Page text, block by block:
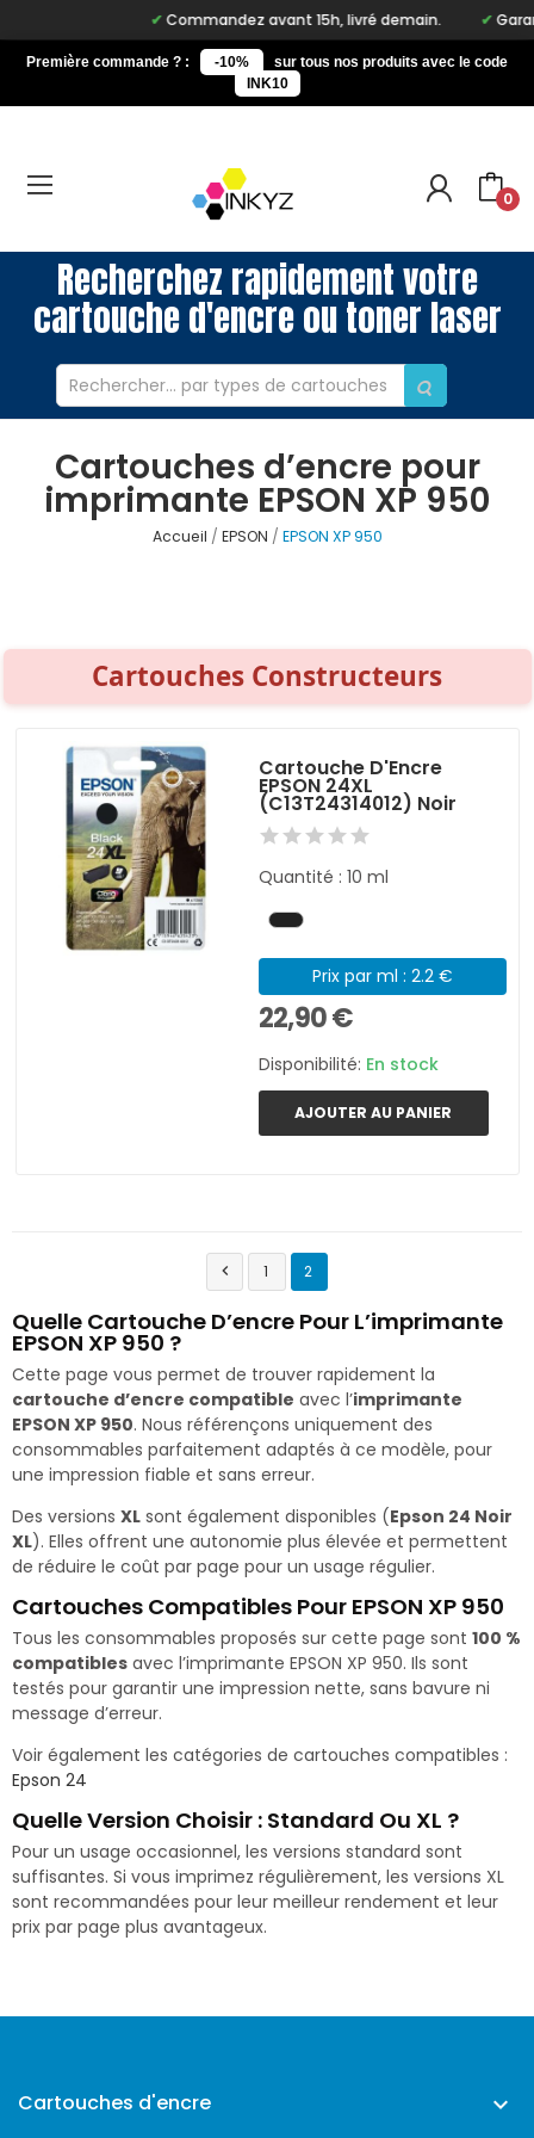
Commandez avant 15h, livré demain.
Première commande ? : -10%
sur tous nos produits avec le code
INK10
0
Recherchez rapidement votre
cartouche d'encre ou toner laser
Cartouches d’encre pour
imprimante EPSON XP 950
Accueil EPSON EPSON XP 950
Cartouches Constructeurs
Cartouche D'Encre
EPSON 24XL
(C13T24314012) Noir
Quantité : 10 ml
Prix par ml : 2.2 €
22,90 €
Disponibilité: En stock
AJOUTER AU PANIER
 1 2
Quelle Cartouche D’encre Pour L’imprimante
EPSON XP 950 ?
Cette page vous permet de trouver rapidement la
cartouche d’encre compatible avec l’imprimante
EPSON XP 950. Nous référençons uniquement des
consommables parfaitement adaptés à ce modèle, pour
une impression fiable et sans erreur.
Des versions XL sont également disponibles (Epson 24 Noir
XL). Elles offrent une autonomie plus élevée et permettent
de réduire le coût par page pour un usage régulier.
Cartouches Compatibles Pour EPSON XP 950
Tous les consommables proposés sur cette page sont 100 %
compatibles avec l’imprimante EPSON XP 950. Ils sont
testés pour garantir une impression nette, sans bavure ni
message d’erreur.
Voir également les catégories de cartouches compatibles :
Epson 24
Quelle Version Choisir : Standard Ou XL ?
Pour un usage occasionnel, les versions standard sont
suffisantes. Si vous imprimez régulièrement, les versions XL
sont recommandées pour leur meilleur rendement et leur
prix par page plus avantageux.
Cartouches d'encre 